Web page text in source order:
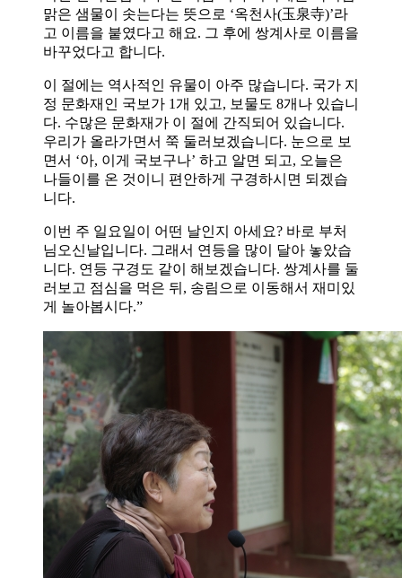
맑은 샘물이 솟는다는 뜻으로 ‘옥천사(玉泉寺)’라
고 이름을 붙였다고 해요. 그 후에 쌍계사로 이름을
바꾸었다고 합니다.
이 절에는 역사적인 유물이 아주 많습니다. 국가 지
정 문화재인 국보가 1개 있고, 보물도 8개나 있습니
다. 수많은 문화재가 이 절에 간직되어 있습니다.
우리가 올라가면서 쭉 둘러보겠습니다. 눈으로 보
면서 ‘아, 이게 국보구나’ 하고 알면 되고, 오늘은
나들이를 온 것이니 편안하게 구경하시면 되겠습
니다.
이번 주 일요일이 어떤 날인지 아세요? 바로 부처
님오신날입니다. 그래서 연등을 많이 달아 놓았습
니다. 연등 구경도 같이 해보겠습니다. 쌍계사를 둘
러보고 점심을 먹은 뒤, 송림으로 이동해서 재미있
게 놀아봅시다.”